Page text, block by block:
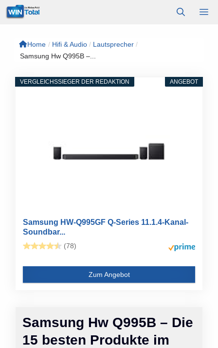
Zum
Inhalt
Home / Hifi & Audio / Lautsprecher /
Samsung Hw Q995B –...
Samsung Hw Q995B – Die
15 besten Produkte im
ANGEBOT
VERGLEICHSSIEGER DER REDAKTION
Samsung HW-Q995GF Q-Series 11.1.4-Kanal-
Soundbar...
(78)
Zum Angebot